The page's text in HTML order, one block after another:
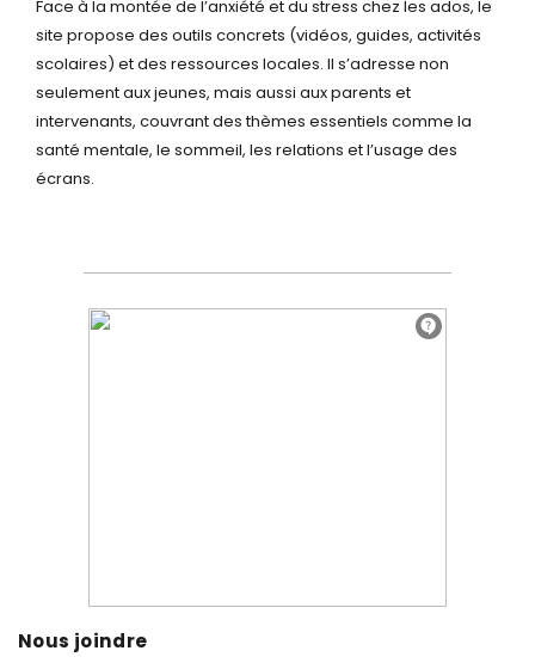
Face à la montée de l’anxiété et du stress chez les ados, le
site propose des outils concrets (vidéos, guides, activités
scolaires) et des ressources locales. Il s’adresse non
seulement aux jeunes, mais aussi aux parents et
intervenants, couvrant des thèmes essentiels comme la
santé mentale, le sommeil, les relations et l’usage des
écrans.
Nous joindre